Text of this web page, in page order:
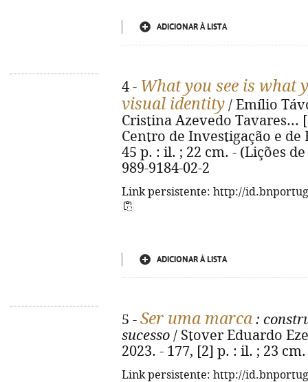
ADICIONAR À LISTA
4 - What you see is what
visual identity / Emílio
Cristina Azevedo Tavares...
Centro de Investigação e de
45 p. : il. ; 22 cm. - (Lições
989-9184-02-2
Link persistente: http://
ADICIONAR À LISTA
5 - Ser uma marca :
sucesso / Stover Eduardo
2023. - 177, [2] p. : il. ; 23
Link persistente: http://